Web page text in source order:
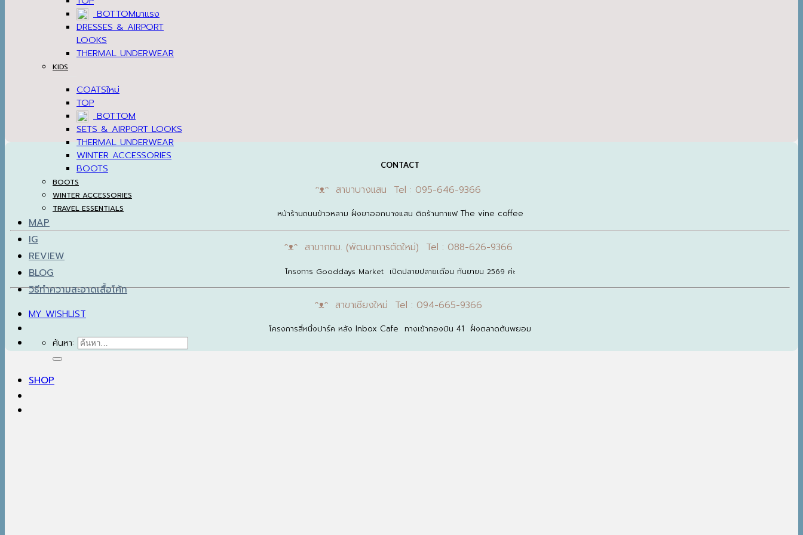
BOTTOM
DRESSES & AIRPORT
LOOKS
THERMAL UNDERWEAR
KIDS
COATS
TOP
BOTTOM
SETS & AIRPORT LOOKS
THERMAL UNDERWEAR
WINTER ACCESSORIES
BOOTS
BOOTS
WINTER ACCESSORIES
TRAVEL ESSENTIALS
MAP
IG
REVIEW
BLOG
วิธีทำความสะอาดเสื้อโค้ท
MY WISHLIST
ค้นหา:
SHOP
CONTACT
ᵔᴥᵔ สาขาบางแสน Tel : 095-646-9366
หน้าร้านถนนข้าวหลาม ฝั่งขาออกบางแสน ติดร้านกาแฟ The vine coffee
ᵔᴥᵔ สาขากทม. (พัฒนาการตัดใหม่) Tel : 088-626-9366
โครงการ Gooddays Market เปิดปลายปลายเดือน กันยายน 2569 ค่ะ
ᵔᴥᵔ สาขาเชียงใหม่ Tel : 094-665-9366
โครงการสี่หนึ่งปาร์ค หลัง Inbox Cafe ทางเข้ากองบิน 41 ฝั่งตลาดต้นพยอม